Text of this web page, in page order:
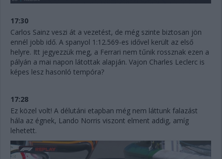
17:30
Carlos Sainz veszi át a vezetést, de még szinte biztosan jön
ennél jobb idő. A spanyol 1:12.569-es idővel került az első
helyre. Itt jegyezzük meg, a Ferrari nem tűnik rossznak ezen a
pályán a mai napon látottak alapján. Vajon Charles Leclerc is
képes lesz hasonló tempóra?
17:28
Ez közel volt! A délutáni etapban még nem láttunk falazást
hála az égnek, Lando Norris viszont elment addig, amíg
lehetett.